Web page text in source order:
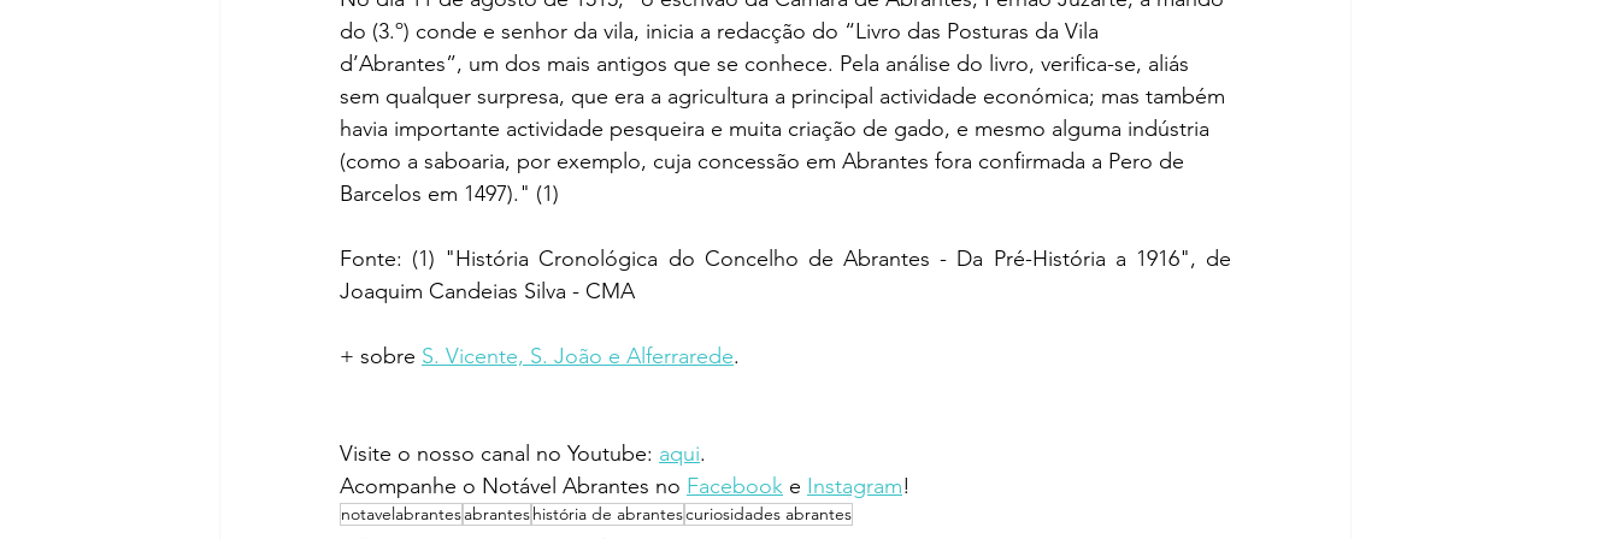
do (3.º) conde e senhor da vila, inicia a redacção do “Livro das Posturas da Vila
d’Abrantes”, um dos mais antigos que se conhece. Pela análise do livro, verifica-se, aliás
sem qualquer surpresa, que era a agricultura a principal actividade económica; mas também
havia importante actividade pesqueira e muita criação de gado, e mesmo alguma indústria
(como a saboaria, por exemplo, cuja concessão em Abrantes fora confirmada a Pero de
Barcelos em 1497)." (1)
Fonte: (1) "História Cronológica do Concelho de Abrantes - Da Pré-História a 1916", de
Joaquim Candeias Silva - CMA
+ sobre S. Vicente, S. João e Alferrarede.
Visite o nosso canal no Youtube: aqui.
Acompanhe o Notável Abrantes no Facebook e Instagram!
notavelabrantesabranteshistória de abrantescuriosidades abrantes